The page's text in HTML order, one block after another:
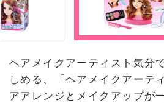
ヘアメイクアーティスト気分
しめる、「ヘアメイクアーテ
アアレンジとメイクアップが